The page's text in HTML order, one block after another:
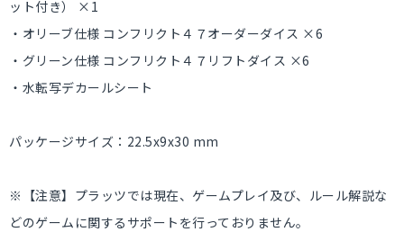
ット付き） ×1
・オリーブ仕様 コンフリクト４７オーダーダイス ×6
・グリーン仕様 コンフリクト４７リフトダイス ×6
・水転写デカールシート
パッケージサイズ：22.5x9x30 mm
※【注意】プラッツでは現在、ゲームプレイ及び、ルール解説な
どのゲームに関するサポートを行っておりません。